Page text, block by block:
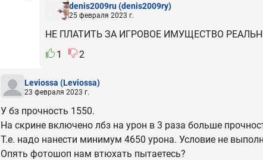
denis2009ru(denis2009ry)
25 февраля 2023 г.
НЕ ПЛАТИТЬ ЗА ИГРОВОЕ ИМУЩЕСТВО
1
2
Leviossa (Leviossa)
23 февраля 2023 г.
У бз прочность 1550.
На скрине включено лбз на урон в 3 раза больше
Т.е. надо нанести минимум 4650 урона. Условие не
Опять фотошоп нам втюхать пытаетесь?